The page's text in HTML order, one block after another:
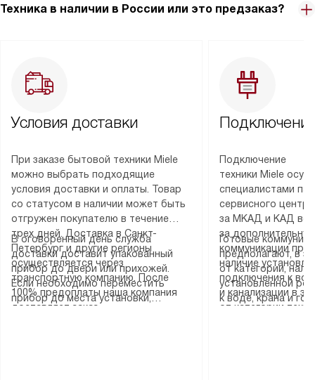
Техника в наличии в России или это предзаказ?
Условия доставки
При заказе бытовой техники Miele
можно выбрать подходящие
условия доставки и оплаты. Товар
со статусом в наличии может быть
отгружен покупателю в течение
трех дней. Доставка в Санкт-
Петербург и другие регионы
осуществляется через
транспортную компанию. После
100% предоплаты наша компания
доставляет заказ
В оговоренный день служба
доставки доставит упакованный
прибор до двери или прихожей.
Если необходимо переместить
прибор до места установки,
Подключение
техники Miele
специалистами
сервисного
за МКАД и КАД
за
коммуникации
наличие
подключения к
и канализации в
от категории
Готовые
предполагают, в
от категории,
установленной
к воде, крана и